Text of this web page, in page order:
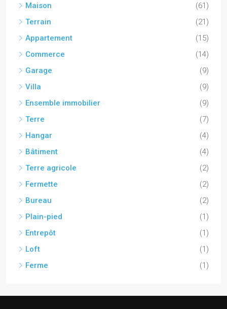
Maison
(61)
Terrain
(21)
Appartement
(15)
Commerce
(14)
Garage
(9)
Villa
(9)
Ensemble immobilier
(9)
Terre
(7)
Hangar
(4)
Bâtiment
(4)
Terre agricole
(2)
Fermette
(2)
Bureau
(2)
Plain-pied
(1)
Entrepôt
(1)
Loft
(1)
Ferme
(1)